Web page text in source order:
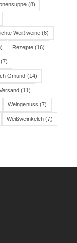
(8)
Weißweine(6)
Rezepte(16)
Gmünd(14)
(11)
Weingenuss (7)
Weißweinkelch(7)